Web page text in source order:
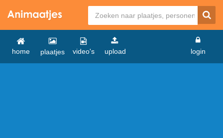
home plaatjes video's upload login